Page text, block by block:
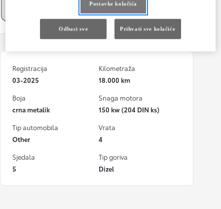
Registracija
03-2025
Kilometraža
18.000 km
Boja
crna metalik
Snaga motora
150 kw (204 DIN ks)
Tip automobila
Other
Vrata
4
Sjedala
5
Tip goriva
Dizel
Postavke kolačića
Odbaci sve Prihvati sve kolačiće